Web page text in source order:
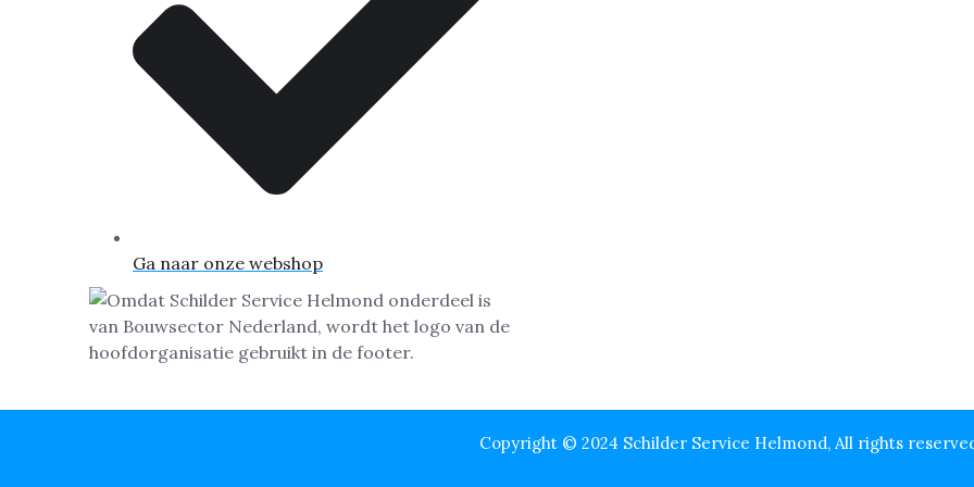
Ga naar onze webshop
Copyright © 2024 Schilder Service Helmond, All rights